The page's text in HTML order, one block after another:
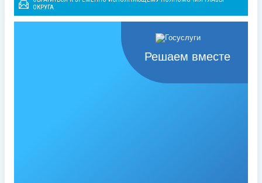
ОКРУГА
Решаем вместе